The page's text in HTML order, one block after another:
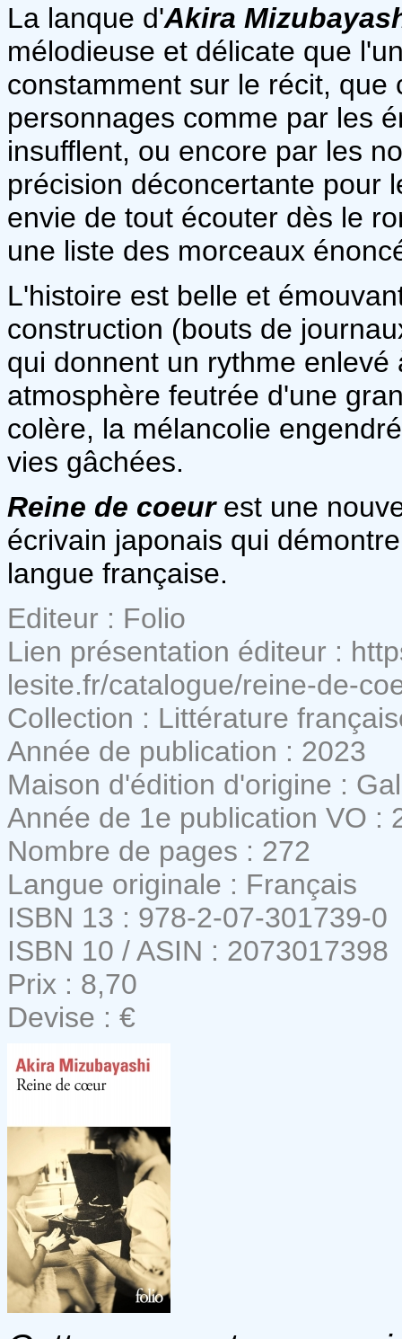
La lanque d'Akira
mélodieuse et délicate que
constamment sur le récit,
personnages comme par les
insufflent, ou encore par les
précision déconcertante pour
envie de tout écouter dès le
une liste des morceaux
L'histoire est belle et
construction (bouts de
qui donnent un rythme
atmosphère feutrée d'une
colère, la mélancolie
vies gâchées.
Reine de coeur est une
écrivain japonais qui
langue française.
Editeur : Folio
Lien présentation éditeur :
lesite.fr/catalogue/reine-de-
Collection : Littérature
Année de publication : 2023
Maison d'édition d'origine :
Année de 1e publication VO :
Nombre de pages : 272
Langue originale : Français
ISBN 13 : 978-2-07-301739-0
ISBN 10 / ASIN : 2073017398
Prix : 8,70
Devise : €